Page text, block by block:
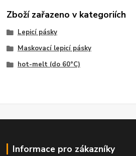
Zboží zařazeno v kategoriích
Lepicí pásky
Maskovací lepicí pásky
hot-melt (do 60°C)
Informace pro zákazníky